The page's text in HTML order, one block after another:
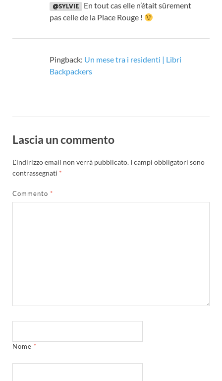
@SYLVIE
En tout cas elle n’était sûrement
pas celle de la Place Rouge !
Pingback: Un mese tra i residenti | Libri
Backpackers
Lascia un commento
L'indirizzo email non verrà pubblicato. I campi obbligatori sono
contrassegnati *
Commento *
Nome *